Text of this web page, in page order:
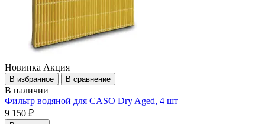
Новинка Акция
В избранное В сравнение
В наличии
Фильтр водяной для CASO Dry Aged, 4 шт
9 150 ₽